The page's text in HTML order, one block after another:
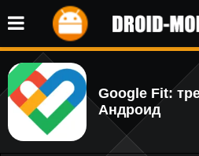
Google Fit:
Андроид